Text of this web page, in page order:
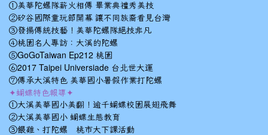
①美華陀螺隊薪火相傳 畢業典禮秀美技
②矽谷國際童玩節開幕 讓不同族裔看見台灣
③發揚傳統技藝！美華陀螺隊絕技非凡
④桃園名人專訪：大溪的陀螺
⑤GoGoTaiwan Ep212 桃園
⑥2017 Taipei Universiade 台北世大運
⑦傳承大溪特色 美華國小暑假作業打陀螺
✦蝴蝶特色報導✦
①大溪美華國小美翻！逾千蝴蝶校園展翅飛舞
②大溪美華國小 蝴蝶生態教育
③餵雞、打陀螺 桃市大下課活動